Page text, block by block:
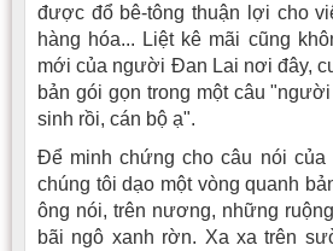
được đổ bê-tông thuận lợi cho
hàng hóa... Liệt kê mãi cũng
mới của người Ðan Lai nơi đây,
bản gói gọn trong một câu
sinh rồi, cán bộ ạ".
Ðể minh chứng cho câu nói của
chúng tôi dạo một vòng quanh
ông nói, trên nương, những
bãi ngô xanh rờn. Xa xa trên